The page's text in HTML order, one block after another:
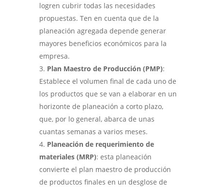
logren cubrir todas las necesidades
propuestas. Ten en cuenta que de la
planeación agregada depende generar
mayores beneficios económicos para la
empresa.
Plan Maestro de Producción (PMP):
Establece el volumen final de cada uno de
los productos que se van a elaborar en un
horizonte de planeación a corto plazo,
que, por lo general, abarca de unas
cuantas semanas a varios meses.
Planeación de requerimiento de
materiales (MRP): esta planeación
convierte el plan maestro de producción
de productos finales en un desglose de